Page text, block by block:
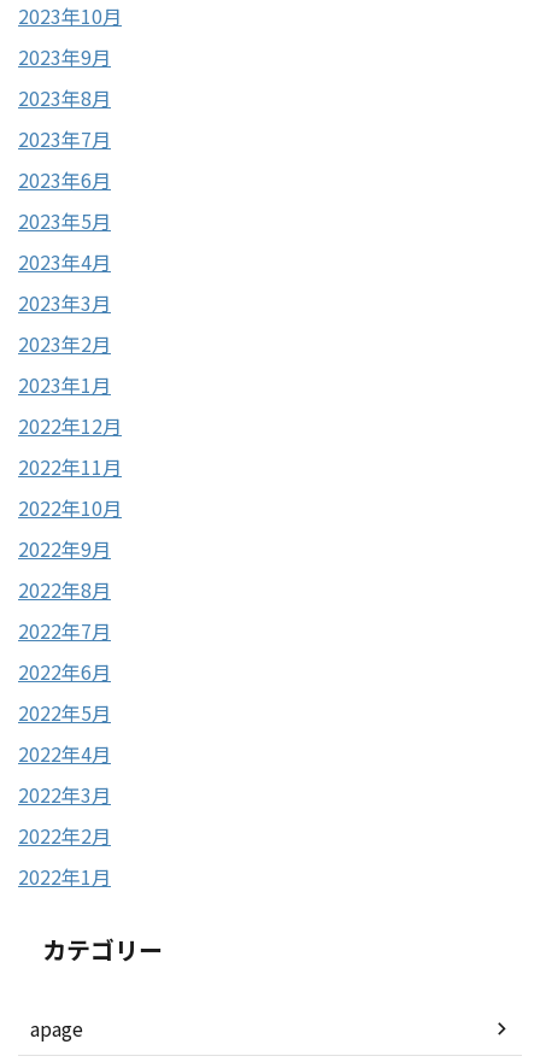
2023年10月
2023年9月
2023年8月
2023年7月
2023年6月
2023年5月
2023年4月
2023年3月
2023年2月
2023年1月
2022年12月
2022年11月
2022年10月
2022年9月
2022年8月
2022年7月
2022年6月
2022年5月
2022年4月
2022年3月
2022年2月
2022年1月
カテゴリー
apage